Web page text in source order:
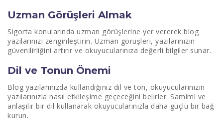
Uzman Görüşleri Almak
Sigorta konularında uzman görüşlerine yer vererek blog
yazılarınızı zenginleştirin. Uzman görüşleri, yazılarınızın
güvenilirliğini artırır ve okuyucularınıza değerli bilgiler sunar.
Dil ve Tonun Önemi
Blog yazılarınızda kullandığınız dil ve ton, okuyucularınızın
yazılarınızla nasıl etkileşime geçeceğini belirler. Samimi ve
anlaşılır bir dil kullanarak okuyucularınızla daha güçlü bir bağ
kurun.